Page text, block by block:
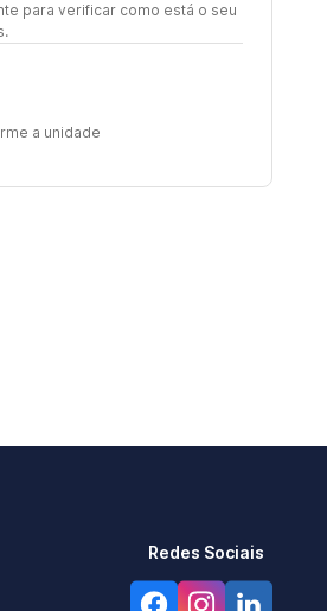
para verificar como está o seu
a unidade
Redes Sociais